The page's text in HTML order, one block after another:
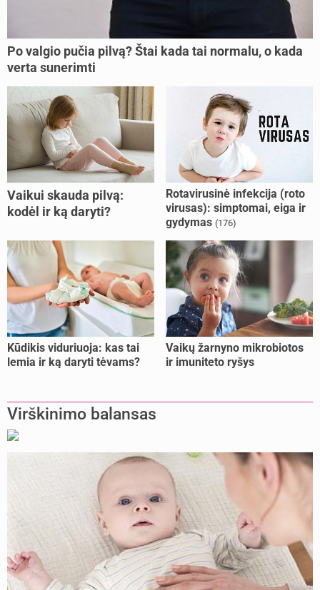
Po valgio pučia pilvą? Štai kada tai normalu, o kada
verta sunerimti
Vaikui skauda pilvą:
kodėl ir ką daryti?
Rotavirusinė infekcija (roto
virusas): simptomai, eiga ir
gydymas (176)
Kūdikis viduriuoja: kas tai
lemia ir ką daryti tėvams?
Vaikų žarnyno mikrobiotos
ir imuniteto ryšys
Virškinimo balansas